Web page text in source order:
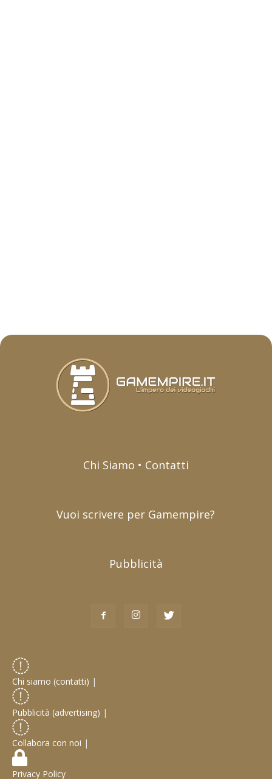
Chi Siamo • Contatti
Vuoi scrivere per Gamempire?
Pubblicità
Chi siamo (contatti) |
Pubblicità (advertising) |
Collabora con noi |
Privacy Policy